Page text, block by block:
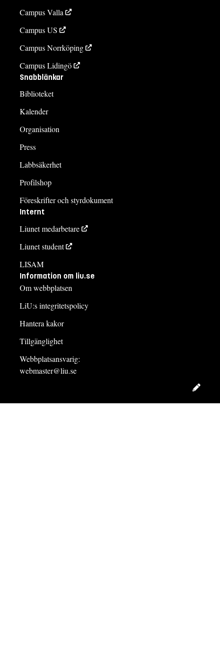
Campus Valla
Campus US
Campus Norrköping
Campus Lidingö
Snabblänkar
Biblioteket
Kalender
Organisation
Press
Labbsäkerhet
Profilshop
Föreskrifter och styrdokument
Internt
Liunet medarbetare
Liunet student
LISAM
Information om liu.se
Om webbplatsen
LiU:s integritetspolicy
Hantera kakor
Tillgänglighet
Webbplatsansvarig:
webmaster@liu.se